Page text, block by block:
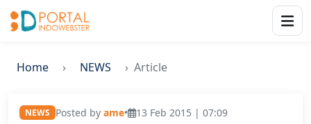
Home NEWS Article
NEWS Posted by ame• 13 Feb 2015 | 07:09